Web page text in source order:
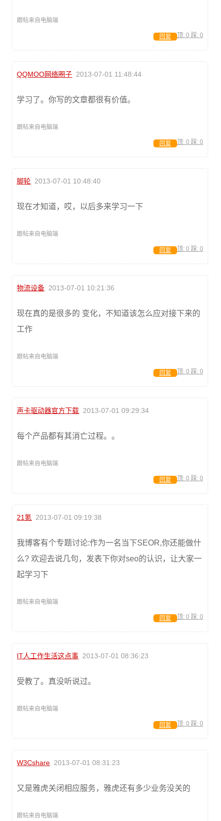
跟帖来自电脑端
顶: 0 踩: 0
回复
QQMOO网络圈子 2013-07-01 11:48:44
学习了。你写的文章都很有价值。
跟帖来自电脑端
顶: 0 踩: 0
回复
脚轮 2013-07-01 10:48:40
现在才知道，哎，以后多来学习一下
跟帖来自电脑端
顶: 0 踩: 0
回复
物流设备 2013-07-01 10:21:36
现在真的是很多的 变化，不知道该怎么应对接下来的
工作
跟帖来自电脑端
顶: 0 踩: 0
回复
声卡驱动器官方下载 2013-07-01 09:29:34
每个产品都有其消亡过程。。
跟帖来自电脑端
顶: 0 踩: 0
回复
21氪 2013-07-01 09:19:38
我博客有个专题讨论:作为一名当下SEOR,你还能做什
么? 欢迎去说几句，发表下你对seo的认识，让大家一
起学习下
跟帖来自电脑端
顶: 0 踩: 0
回复
IT人工作生活这点事 2013-07-01 08:36:23
受教了。真没听说过。
跟帖来自电脑端
顶: 0 踩: 0
回复
W3Cshare 2013-07-01 08:31:23
又是雅虎关闭相应服务，雅虎还有多少业务没关的
跟帖来自电脑端